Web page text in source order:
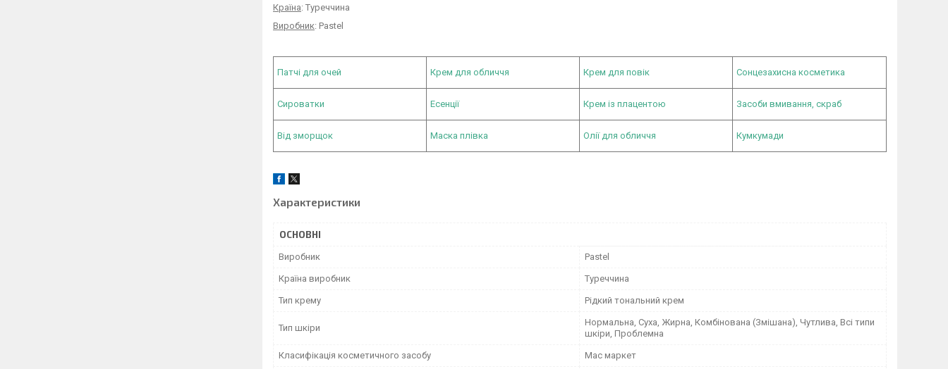
Країна: Туреччина
Виробник: Pastel
Патчі для очей Крем для обличчя Крем для повік Сонцезахисна косметика
Сироватки Есенції Крем із плацентою Засоби вмивання, скраб
Від зморщок Маска плівка Олії для обличчя Кумкумади
Характеристики
ОСНОВНІ
Виробник Pastel
Країна виробник Туреччина
Тип крему Рідкий тональний крем
Тип шкіри
Нормальна, Суха, Жирна, Комбінована (Змішана), Чутлива, Всі типи
шкіри, Проблемна
Класифікація косметичного засобу Мас маркет